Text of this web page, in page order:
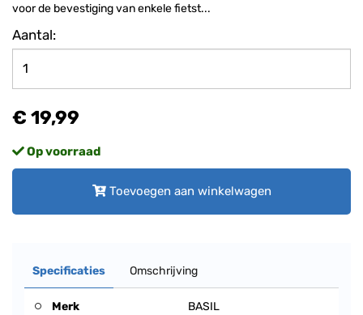
voor de bevestiging van enkele fietst...
Aantal:
€ 19,99
Op voorraad
Toevoegen aan winkelwagen
Specificaties Omschrijving
Merk BASIL